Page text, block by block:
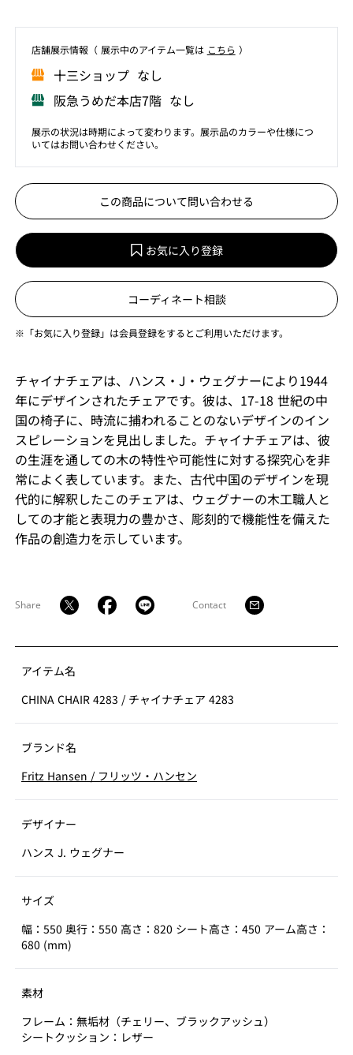
店舗展⽰情報（ 展⽰中のアイテム⼀覧は こちら ）
⼗三ショップ なし
阪急うめだ本店7階 なし
展示の状況は時期によって変わります。展示品のカラーや仕様につ
いてはお問い合わせください。
この商品について問い合わせる
お気に入り登録
コーディネート相談
※「お気に入り登録」は会員登録をするとご利用いただけます。
チャイナチェアは、ハンス・J・ウェグナーにより1944
年にデザインされたチェアです。彼は、17-18 世紀の中
国の椅子に、時流に捕われることのないデザインのイン
スピレーションを見出しました。チャイナチェアは、彼
の生涯を通しての木の特性や可能性に対する探究心を非
常によく表しています。また、古代中国のデザインを現
代的に解釈したこのチェアは、ウェグナーの木工職人と
しての才能と表現力の豊かさ、彫刻的で機能性を備えた
作品の創造力を示しています。
Share Contact
アイテム名
CHINA CHAIR 4283 / チャイナチェア 4283
ブランド名
Fritz Hansen / フリッツ・ハンセン
デザイナー
ハンス J. ウェグナー
サイズ
幅：550 奥行：550 高さ：820 シート高さ：450 アーム高さ：
680 (mm)
素材
フレーム：無垢材（チェリー、ブラックアッシュ）
シートクッション：レザー